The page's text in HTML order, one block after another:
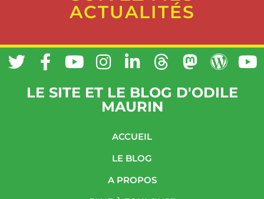
ACTUALITÉS
LE SITE ET LE BLOG D'ODILE
MAURIN
ACCUEIL
LE BLOG
A PROPOS